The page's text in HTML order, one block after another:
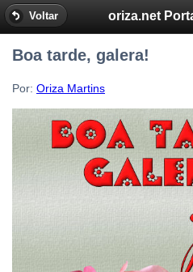
Voltar
Boa tarde, galera!
Por: Oriza Martins